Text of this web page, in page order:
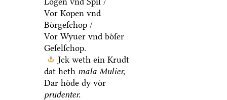
Vor Kopen vnd
Boͤrgeſchop /
Vor Wyuer vnd boͤſer
Geſelſchop.
Jck weth ein Krudt
dat heth mala Mulier,
Dar hoͤde dy voͤr
prudenter.